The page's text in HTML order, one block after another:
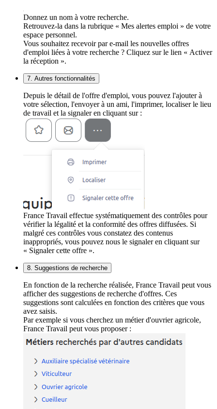
Donnez un nom à votre recherche.
Retrouvez-la dans la rubrique « Mes alertes emploi » de votre
espace personnel.
Vous souhaitez recevoir par e-mail les nouvelles offres
d'emploi liées à votre recherche ? Cliquez sur le lien « Activer
la réception ».
7. Autres fonctionnalités
Depuis le détail de l'offre d'emploi, vous pouvez l'ajouter à
votre sélection, l'envoyer à un ami, l'imprimer, localiser le lieu
de travail et la signaler en cliquant sur :
France Travail effectue systématiquement des contrôles pour
vérifier la légalité et la conformité des offres diffusées. Si
malgré ces contrôles vous constatez des contenus
inappropriés, vous pouvez nous le signaler en cliquant sur
« Signaler cette offre ».
8. Suggestions de recherche
En fonction de la recherche réalisée, France Travail peut vous
afficher des suggestions de recherche d'offres. Ces
suggestions sont calculées en fonction des critères que vous
avez saisis.
Par exemple si vous cherchez un métier d'ouvrier agricole,
France Travail peut vous proposer :